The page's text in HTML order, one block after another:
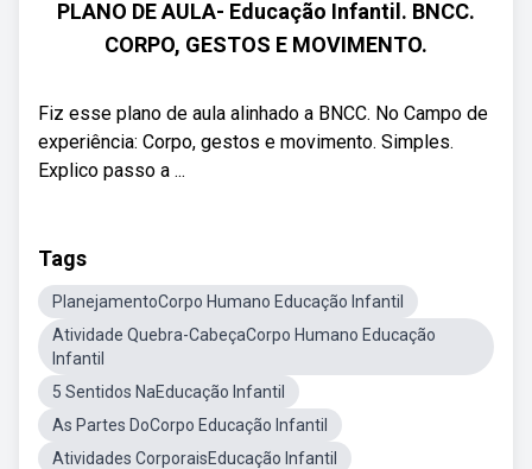
PLANO DE AULA- Educação Infantil. BNCC.
CORPO, GESTOS E MOVIMENTO.
Fiz esse plano de aula alinhado a BNCC. No Campo de
experiência: Corpo, gestos e movimento. Simples.
Explico passo a ...
Tags
PlanejamentoCorpo Humano Educação Infantil
Atividade Quebra-CabeçaCorpo Humano Educação
Infantil
5 Sentidos NaEducação Infantil
As Partes DoCorpo Educação Infantil
Atividades CorporaisEducação Infantil